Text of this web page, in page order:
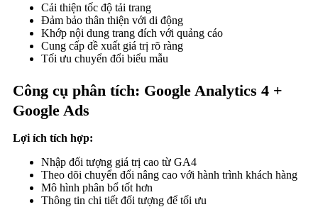
Cải thiện tốc độ tải trang
Đảm bảo thân thiện với di động
Khớp nội dung trang đích với quảng cáo
Cung cấp đề xuất giá trị rõ ràng
Tối ưu chuyển đổi biểu mẫu
Công cụ phân tích: Google Analytics 4 +
Google Ads
Lợi ích tích hợp:
Nhập đối tượng giá trị cao từ GA4
Theo dõi chuyển đổi nâng cao với hành trình khách hàng
Mô hình phân bổ tốt hơn
Thông tin chi tiết đối tượng để tối ưu